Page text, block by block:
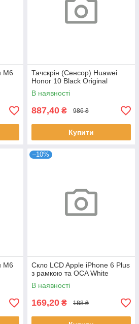
M6
Тачскрін (Сенсор) Huawei
Honor 10 Black Original
В наявності
887,40 ₴ 986 ₴
Купити
M6
–10%
Скло LCD Apple iPhone 6 Plus
з рамкою та OCA White
В наявності
169,20 ₴ 188 ₴